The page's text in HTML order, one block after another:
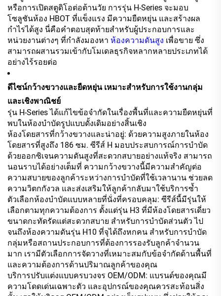
หรือการเปิดสตูดิโอต่อต้านวัย การรุ่น H-Series จะมอบ
โซลูชันห้อง HBOT ที่แข็งแรง มีความยืดหยุ่น และสร้างผล
กำไรได้สูง นี่คือคำตอบสุดท้ายสำหรับผู้ประกอบการและ
หน่วยงานต่างๆ ที่กำลังมองหา ห้องความดันสูง เพื่อขาย ซึ่ง
สามารถผสานรวมเข้ากับโมเดลธุรกิจหลากหลายประเภทได้
อย่างไร้รอยต่อ
ดีไซน์กว้างขวางและยืดหยุ่น เหมาะสำหรับการใช้งานกลุ่ม
และเชิงพาณิชย์
รุ่น H-Series ได้แก้ไขข้อจำกัดในเรื่องพื้นที่และความยืดหยุ่นที่
พบในห้องบำบัดรูปแบบดั้งเดิมอย่างสิ้นเชิง
ห้องโดยสารที่กว้างขวางและน่าอยู่: ด้วยความสูงภายในห้อง
โดยสารที่สูงถึง 186 ซม. ซีรีส์ H มอบประสบการณ์การบำบัด
ด้วยออกซิเจนความดันสูงที่สะดวกสบายอย่างแท้จริง สามารถ
นอนราบได้อย่างเต็มที่ ความกว้างขวางนี้มีความสำคัญต่อ
ความสบายของลูกค้าระหว่างการบำบัดที่ใช้เวลานาน ช่วยลด
ความวิตกกังวล และส่งเสริมให้ลูกค้ากลับมาใช้บริการซ้ำ
ตัวเลือกห้องบำบัดแบบหลายที่นั่งที่ครอบคลุม: ซีรีส์นี้มีรุ่นให้
เลือกตามทุกความต้องการ ตั้งแต่รุ่น H3 ที่มีห้องโดยสารเดี่ยว
ขนาดกะทัดรัดแต่สะดวกสบาย สำหรับการบำบัดส่วนตัว ไป
จนถึงห้องความดันรุ่น H10 ที่จุได้ถึงหกคน สำหรับการบำบัด
กลุ่มหรือสถานประกอบการที่ต้องการรองรับลูกค้าจำนวน
มาก เรามีตัวเลือกการจัดวางที่เหมาะสมกับข้อจำกัดด้านพื้นที่
และความต้องการด้านปริมาณลูกค้าของคุณ
บริการปรับแต่งแบบครบวงจร OEM/ODM: แบรนด์ของคุณมี
ความโดดเด่นเฉพาะตัว และอุปกรณ์ของคุณควรสะท้อนสิ่ง